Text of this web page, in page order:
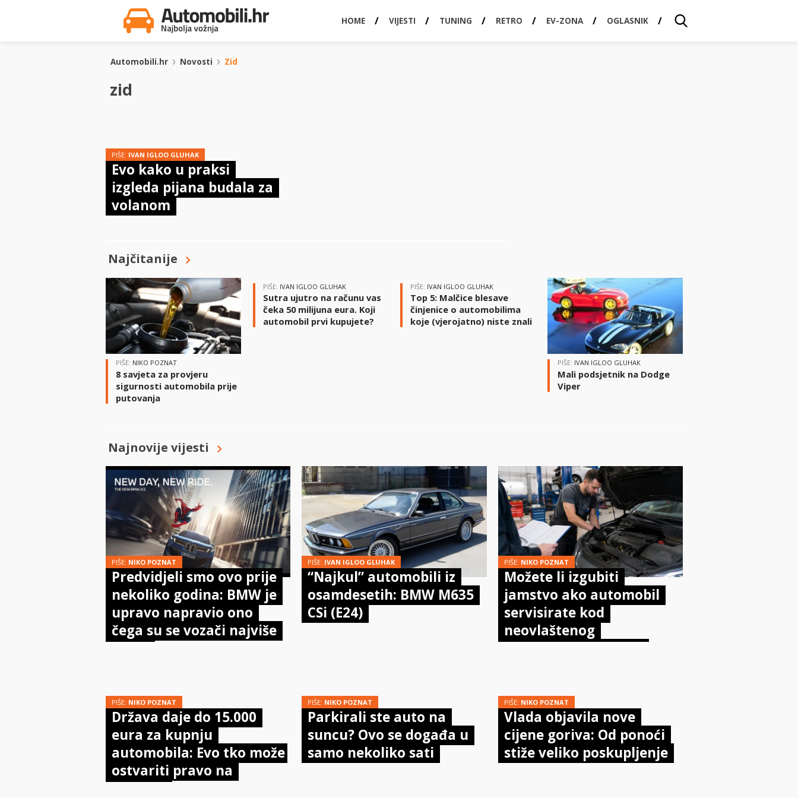
HOME VIJESTI TUNING RETRO EV-ZONA OGLASNIK
Automobili.hr Novosti Zid
zid
PIŠE: IVAN IGLOO GLUHAK
Evo kako u praksi
izgleda pijana budala za
volanom
Najčitanije
PIŠE: NIKO POZNAT
8 savjeta za provjeru
sigurnosti automobila prije
putovanja
PIŠE: IVAN IGLOO GLUHAK
Sutra ujutro na računu vas
čeka 50 milijuna eura. Koji
automobil prvi kupujete?
PIŠE: IVAN IGLOO GLUHAK
Top 5: Malčice blesave
činjenice o automobilima
koje (vjerojatno) niste znali
PIŠE: IVAN IGLOO GLUHAK
Mali podsjetnik na Dodge
Viper
Najnovije vijesti
PIŠE: NIKO POZNAT
Predvidjeli smo ovo prije
nekoliko godina: BMW je
upravo napravio ono
čega su se vozači najviše
PIŠE: IVAN IGLOO GLUHAK
“Najkul” automobili iz
osamdesetih: BMW M635
CSi (E24)
PIŠE: NIKO POZNAT
Možete li izgubiti
jamstvo ako automobil
servisirate kod
neovlaštenog
PIŠE: NIKO POZNAT
Država daje do 15.000
eura za kupnju
automobila: Evo tko može
ostvariti pravo na
potporu
PIŠE: NIKO POZNAT
Parkirali ste auto na
suncu? Ovo se događa u
samo nekoliko sati
PIŠE: NIKO POZNAT
Vlada objavila nove
cijene goriva: Od ponoći
stiže veliko poskupljenje